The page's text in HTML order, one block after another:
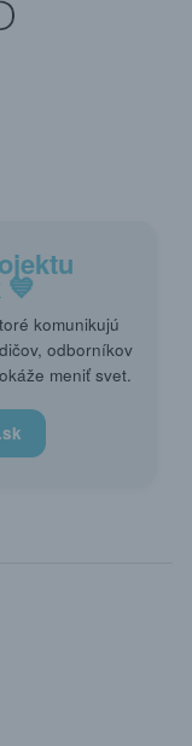
💙
komunikujú
odborníkov
meniť svet.